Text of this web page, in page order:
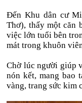
Đến Khu dân cư
Thơ), thấy một căn
việc lớn tuổi bên
mát trong khuôn
Chờ lúc người giúp
nón kết, mang bao
vàng, trang sức kim